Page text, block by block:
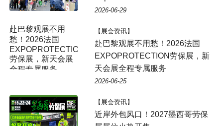
2026-06-29
赴巴黎观展不用
愁！2026法国
EXPOPROTECTION
劳保展，新天会展
全程专属服务
【展会资讯】
赴巴黎观展不用愁！2026法国
EXPOPROTECTION劳保展，新
天会展全程专属服务
2026-06-25
【展会资讯】
近岸外包风口！2027墨西哥劳保